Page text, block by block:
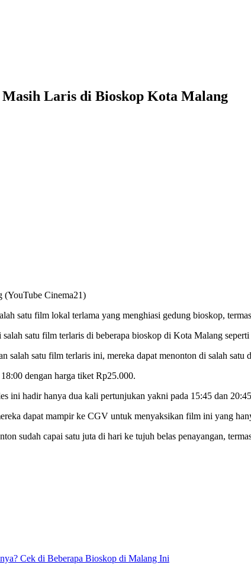
Masih Laris di Bioskop Kota Malang
(YouTube Cinema21)
satu film lokal terlama yang menghiasi gedung bioskop,
satu film terlaris di beberapa bioskop di Kota Malang
satu film terlaris ini, mereka dapat menonton di salah satu
dengan harga tiket Rp25.000.
ini hadir hanya dua kali pertunjukan yakni pada 15:45 dan
dapat mampir ke CGV untuk menyaksikan film ini yang
sudah capai satu juta di hari ke tujuh belas penayangan,
Cek di Beberapa Bioskop di Malang Ini